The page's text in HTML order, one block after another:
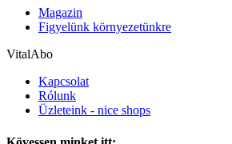
Magazin
Figyelünk környezetünkre
VitalAbo
Kapcsolat
Rólunk
Üzleteink - nice shops